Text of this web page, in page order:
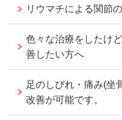
リウマチによる関節
色々な治療をしたけ
善したい方へ
足のしびれ・痛み(坐
改善が可能です。